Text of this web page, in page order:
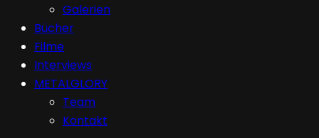
Galerien
Bücher
Filme
Interviews
METALGLORY
Team
Kontakt